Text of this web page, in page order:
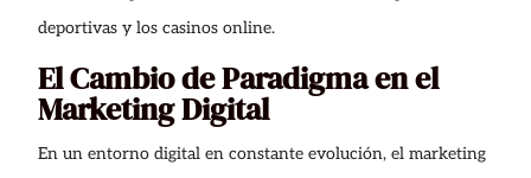
deportivas y los casinos online.
El Cambio de Paradigma en el
Marketing Digital
En un entorno digital en constante evolución, el marketing